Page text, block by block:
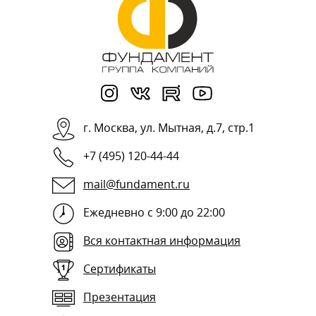
г. Москва, ул. Мытная, д.7, стр.1
+7 (495) 120-44-44
mail@fundament.ru
Ежедневно с 9:00 до 22:00
Вся контактная информация
Сертификаты
Презентация